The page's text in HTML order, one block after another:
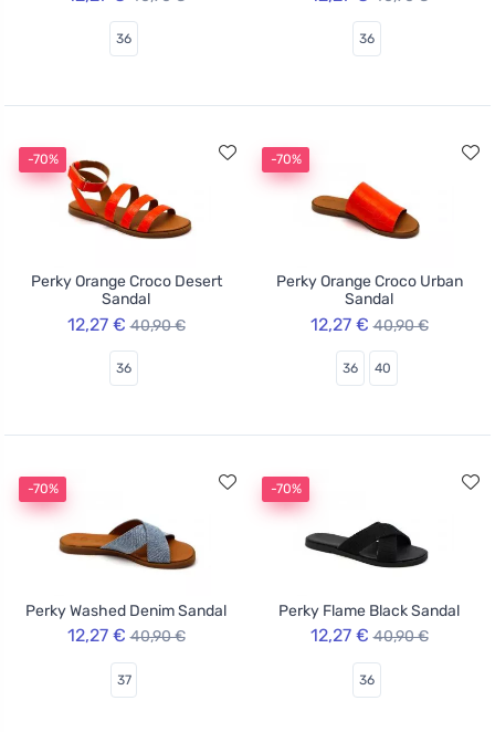
36 36
-70%
Perky Orange Croco Desert
Sandal
12,27 € 40,90 €
36
-70%
Perky Orange Croco Urban
Sandal
12,27 € 40,90 €
36 40
-70%
Perky Washed Denim Sandal
12,27 € 40,90 €
37
-70%
Perky Flame Black Sandal
12,27 € 40,90 €
36